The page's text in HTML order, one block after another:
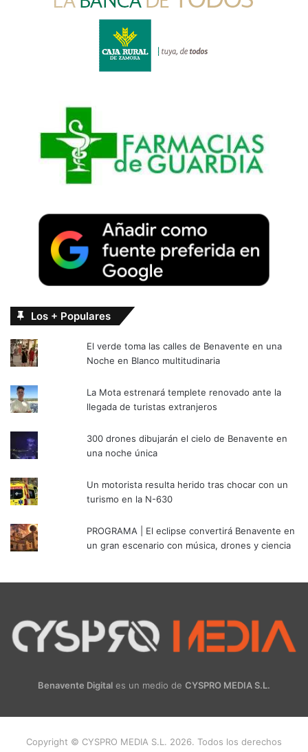
Los + Populares
El verde toma las calles de Benavente en una
Noche en Blanco multitudinaria
La Mota estrenará templete renovado ante la
llegada de turistas extranjeros
300 drones dibujarán el cielo de Benavente en
una noche única
Un motorista resulta herido tras chocar con un
turismo en la N-630
PROGRAMA | El eclipse convertirá Benavente en
un gran escenario con música, drones y ciencia
Benavente Digital es un medio de CYSPRO MEDIA S.L.
Copyright © CYSPRO MEDIA S.L. 2026. Todos los derechos